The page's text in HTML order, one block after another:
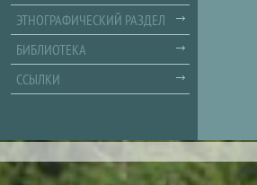
ЭТНОГРАФИЧЕСКИЙ РАЗДЕЛ
БИБЛИОТЕКА
ССЫЛКИ